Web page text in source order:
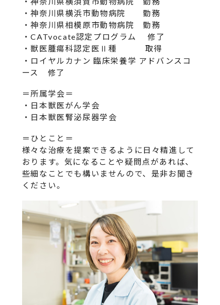
・神奈川県横浜市動物病院 勤務
・神奈川県相模原市動物病院 勤務
・CATvocate認定プログラム 修了
・獣医腫瘍科認定医Ⅱ種 取得
・ロイヤルカナン 臨床栄養学 アドバンスコ
ース 修了
＝所属学会＝
・日本獣医がん学会
・日本獣医腎泌尿器学会
＝ひとこと＝
様々な治療を提案できるように日々精進して
おります。気になることや疑問点があれば、
些細なことでも構いませんので、是非お聞き
ください。